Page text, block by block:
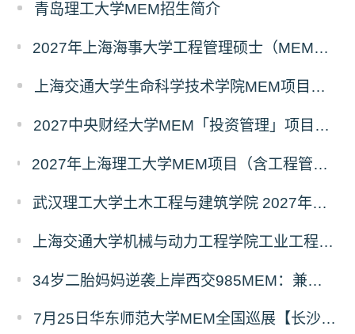
青岛理工大学MEM招生简介
2027年上海海事大学工程管理硕士（MEM）宁波产教融合研究生培养项目
上海交通大学生命科学技术学院MEM项目全新介绍
2027中央财经大学MEM「投资管理」项目招生专题正式上线
2027年上海理工大学MEM项目（含工程管理、工业工程与管理、物流工程与管理）奖助学金政策发布
武汉理工大学土木工程与建筑学院 2027年工程管理硕士（MEM）招生简章
上海交通大学机械与动力工程学院工业工程学科硕士生招生专业及统考科目调整公告
34岁二胎妈妈逆袭上岸西交985MEM：兼顾工作带娃，零基础5个月逆风翻盘
7月25日华东师范大学MEM全国巡展【长沙站】开启，欢迎报考！